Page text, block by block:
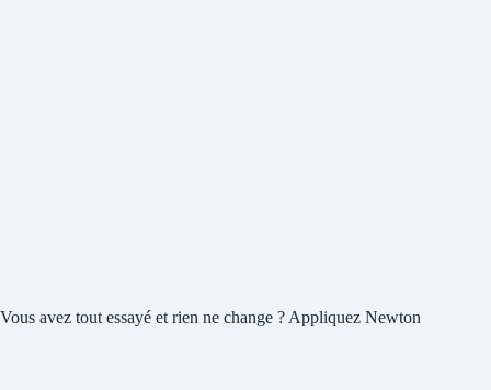
Vous avez tout essayé et rien ne change ? Appliquez Newton